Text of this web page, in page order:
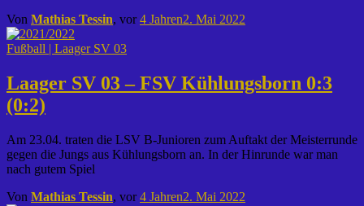
Von Mathias Tessin, vor4 Jahren2. Mai 2022
Fußball | Laager SV 03
Laager SV 03 – FSV Kühlungsborn 0:3
(0:2)
Am 23.04. traten die LSV B-Junioren zum Auftakt der Meisterrunde
gegen die Jungs aus Kühlungsborn an. In der Hinrunde war man
nach gutem Spiel
Von Mathias Tessin, vor4 Jahren2. Mai 2022